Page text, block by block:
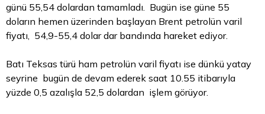
günü 55,54 dolardan tamamladı. Bugün ise güne 55
doların hemen üzerinden başlayan Brent petrolün varil
fiyatı, 54,9-55,4 dolar dar bandında hareket ediyor.
Batı Teksas türü ham petrolün varil fiyatı ise dünkü yatay
seyrine bugün de devam ederek saat 10.55 itibarıyla
yüzde 0,5 azalışla 52,5 dolardan işlem görüyor.